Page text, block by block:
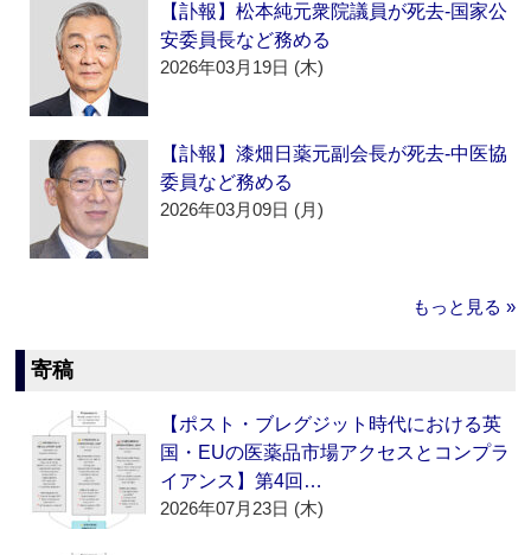
【訃報】松本純元衆院議員が死去‐国家公
安委員長など務める
2026年03月19日 (木)
【訃報】漆畑日薬元副会長が死去‐中医協
委員など務める
2026年03月09日 (月)
もっと見る »
寄稿
【ポスト・ブレグジット時代における英
国・EUの医薬品市場アクセスとコンプラ
イアンス】第4回…
2026年07月23日 (木)